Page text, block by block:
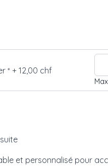
* + 12,00 chf
et personnalisé pour